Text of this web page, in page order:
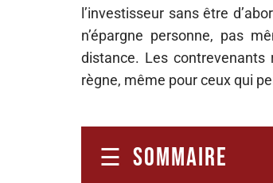
l’investisseur sans être
n’épargne personne, pas
distance. Les
règne, même pour ceux qui
SOMMAIRE